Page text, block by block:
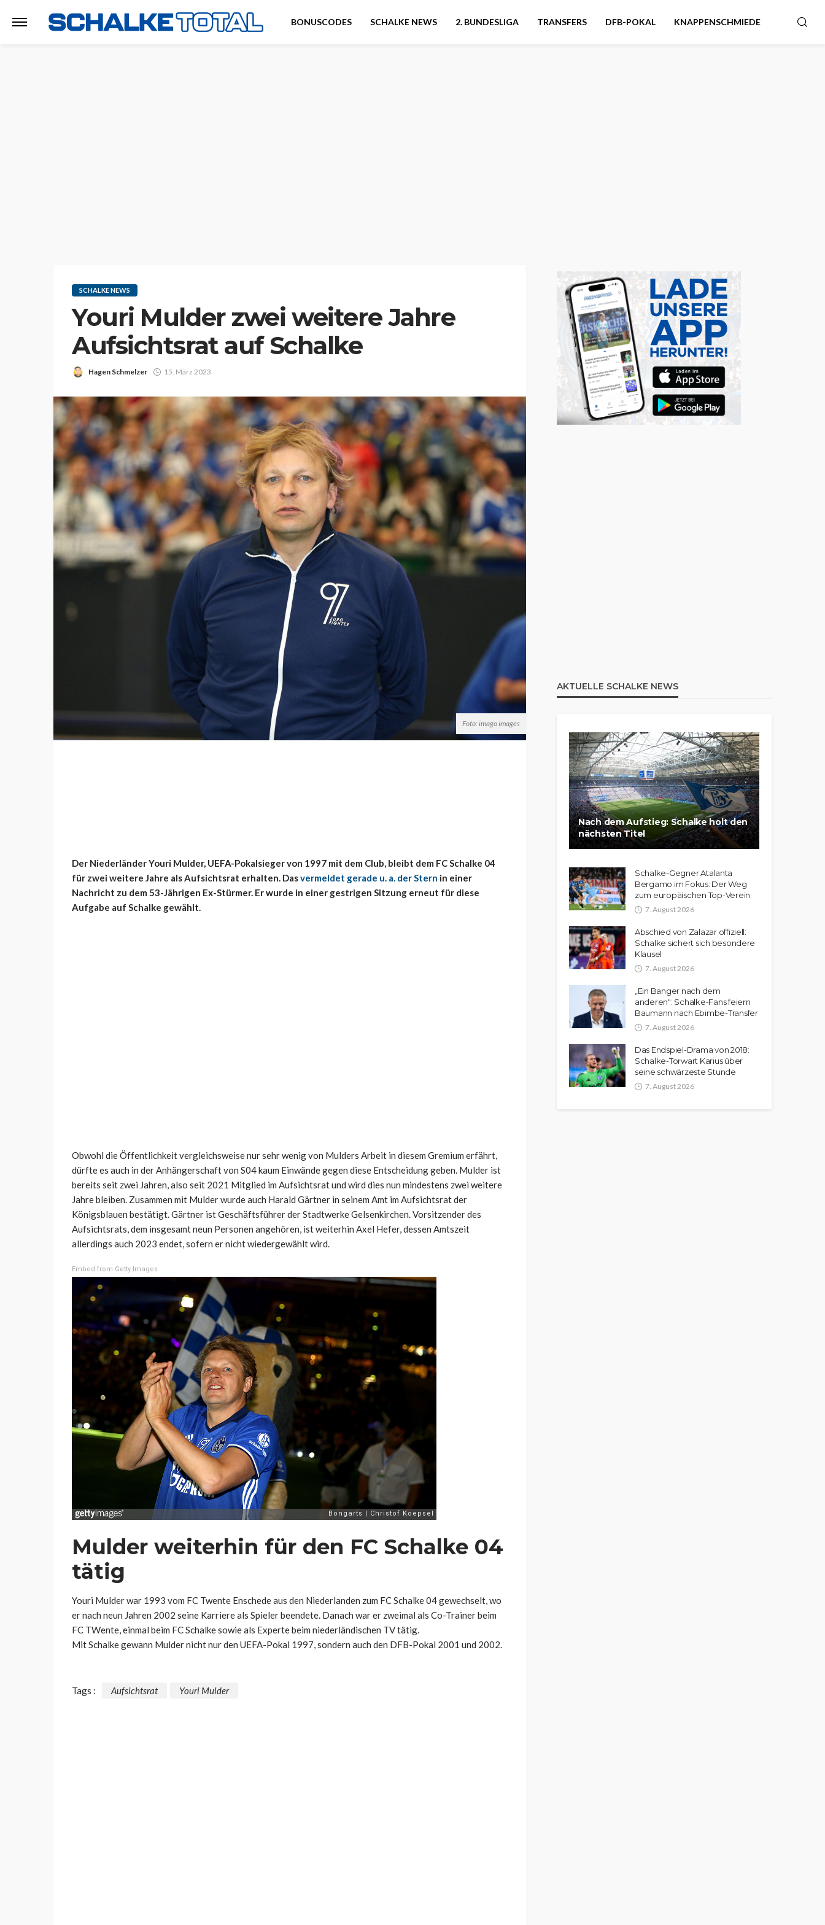
BONUSCODES SCHALKE NEWS 2. BUNDESLIGA TRANSFERS DFB-POKAL KNAPPENSCHMIEDE
SCHALKE NEWS
Youri Mulder zwei weitere Jahre
Aufsichtsrat auf Schalke
Hagen Schmelzer 15. März 2023
Foto: imago images
Der Niederländer Youri Mulder, UEFA-Pokalsieger von 1997 mit dem Club, bleibt dem FC Schalke 04
für zwei weitere Jahre als Aufsichtsrat erhalten. Dasvermeldet gerade u. a. der Stern in einer
Nachricht zu dem 53-Jährigen Ex-Stürmer. Er wurde in einer gestrigen Sitzung erneut für diese
Aufgabe auf Schalke gewählt.
Obwohl die Öffentlichkeit vergleichsweise nur sehr wenig von Mulders Arbeit in diesem Gremium erfährt,
dürfte es auch in der Anhängerschaft von S04 kaum Einwände gegen diese Entscheidung geben. Mulder ist
bereits seit zwei Jahren, also seit 2021 Mitglied im Aufsichtsrat und wird dies nun mindestens zwei weitere
Jahre bleiben. Zusammen mit Mulder wurde auch Harald Gärtner in seinem Amt im Aufsichtsrat der
Königsblauen bestätigt. Gärtner ist Geschäftsführer der Stadtwerke Gelsenkirchen. Vorsitzender des
Aufsichtsrats, dem insgesamt neun Personen angehören, ist weiterhin Axel Hefer, dessen Amtszeit
allerdings auch 2023 endet, sofern er nicht wiedergewählt wird.
Embed from Getty Images
Mulder weiterhin für den FC Schalke 04
tätig
Youri Mulder war 1993 vom FC Twente Enschede aus den Niederlanden zum FC Schalke 04 gewechselt, wo
er nach neun Jahren 2002 seine Karriere als Spieler beendete. Danach war er zweimal als Co-Trainer beim
FC TWente, einmal beim FC Schalke sowie als Experte beim niederländischen TV tätig.
Mit Schalke gewann Mulder nicht nur den UEFA-Pokal 1997, sondern auch den DFB-Pokal 2001 und 2002.
Tags : Aufsichtsrat Youri Mulder
AKTUELLE SCHALKE NEWS
Nach dem Aufstieg: Schalke holt den
nächsten Titel
Schalke-Gegner Atalanta
Bergamo im Fokus: Der Weg
zum europäischen Top-Verein
7. August 2026
Abschied von Zalazar offiziell:
Schalke sichert sich besondere
Klausel
7. August 2026
„Ein Banger nach dem
anderen“: Schalke-Fans feiern
Baumann nach Ebimbe-Transfer
7. August 2026
Das Endspiel-Drama von 2018:
Schalke-Torwart Karius über
seine schwärzeste Stunde
7. August 2026